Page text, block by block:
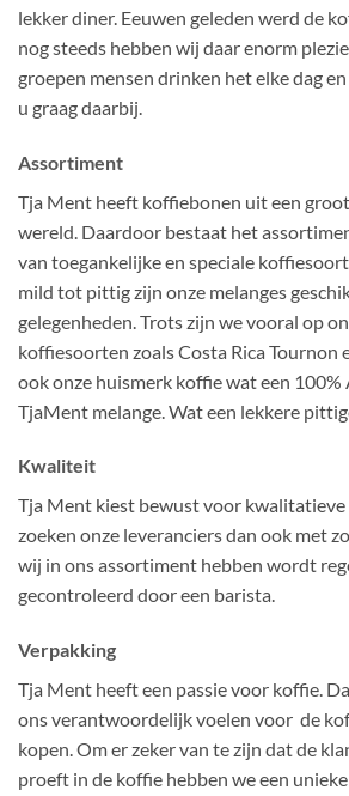
lekker diner. Eeuwen geleden werd de
nog steeds hebben wij daar enorm
groepen mensen drinken het elke dag
u graag daarbij.
Assortiment
Tja Ment heeft koffiebonen uit een
wereld. Daardoor bestaat het
van toegankelijke en speciale
mild tot pittig zijn onze melanges
gelegenheden. Trots zijn we vooral op
koffiesoorten zoals Costa Rica Tournon
ook onze huismerk koffie wat een 100%
TjaMent melange. Wat een lekkere
Kwaliteit
Tja Ment kiest bewust voor kwalitatieve
zoeken onze leveranciers dan ook met
wij in ons assortiment hebben wordt
gecontroleerd door een barista.
Verpakking
Tja Ment heeft een passie voor koffie.
ons verantwoordelijk voelen voor de
kopen. Om er zeker van te zijn dat de
proeft in de koffie hebben we een